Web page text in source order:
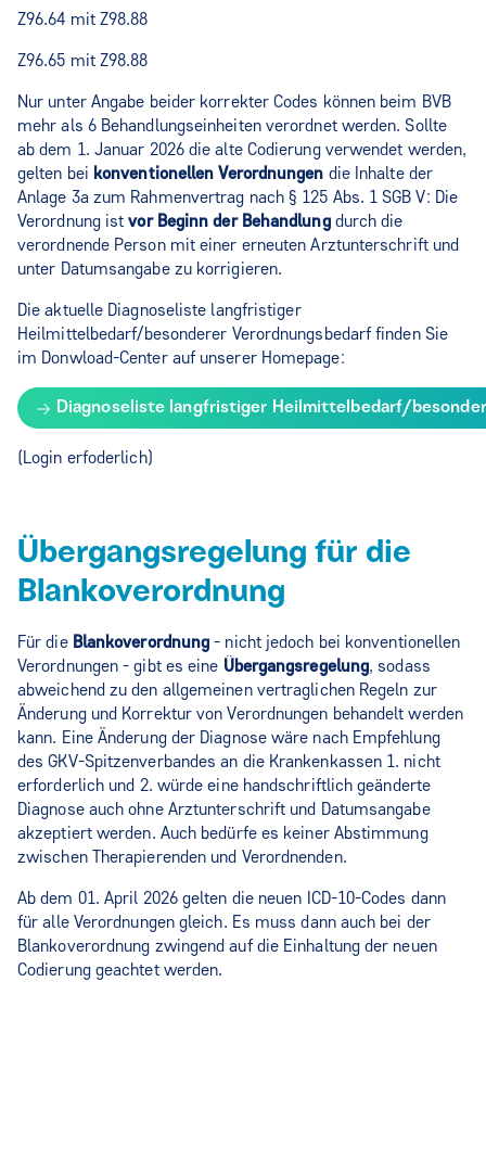
Z96.64 mit Z98.88
Z96.65 mit Z98.88
Nur unter Angabe beider korrekter Codes können beim BVB
mehr als 6 Behandlungseinheiten verordnet werden. Sollte
ab dem 1. Januar 2026 die alte Codierung verwendet werden,
gelten bei konventionellen Verordnungen die Inhalte der
Anlage 3a zum Rahmenvertrag nach § 125 Abs. 1 SGB V: Die
Verordnung istvor Beginn der Behandlungdurch die
verordnende Person mit einer erneuten Arztunterschrift und
unter Datumsangabe zu korrigieren.
Die aktuelle Diagnoseliste langfristiger
Heilmittelbedarf/besonderer Verordnungsbedarf finden Sie
im Donwload-Center auf unserer Homepage:
Diagnoseliste langfristiger Heilmittelbedarf/
(Login erfoderlich)
Übergangsregelung für die
Blankoverordnung
Für die Blankoverordnung - nicht jedoch bei konventionellen
Verordnungen - gibt es eine Übergangsregelung, sodass
abweichend zu den allgemeinen vertraglichen Regeln zur
Änderung und Korrektur von Verordnungen behandelt werden
kann. Eine Änderung der Diagnose wäre nach Empfehlung
des GKV-Spitzenverbandes an die Krankenkassen 1. nicht
erforderlich und 2. würde eine handschriftlich geänderte
Diagnose auch ohne Arztunterschrift und Datumsangabe
akzeptiert werden. Auch bedürfe es keiner Abstimmung
zwischen Therapierenden und Verordnenden.
Ab dem 01. April 2026 gelten die neuen ICD-10-Codes dann
für alle Verordnungen gleich. Es muss dann auch bei der
Blankoverordnung zwingend auf die Einhaltung der neuen
Codierung geachtet werden.